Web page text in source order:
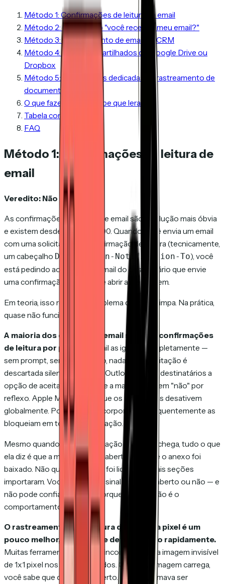
Método 1: Confirmações de leitura de email
Método 2: O follow-up "você recebeu meu email?"
Método 3: Rastreamento de email via CRM
Método 4: Links compartilhados do Google Drive ou
Dropbox
Método 5: Ferramentas dedicadas de rastreamento de
documentos
O que fazer quando sabe que leram
Tabela comparativa
FAQ
Método 1: Confirmações de leitura de
email
Veredito: Não confiável.
As confirmações de leitura de email são a solução mais óbvia
e existem desde os anos 1990. Quando você envia um email
com uma solicitação de confirmação de leitura (tecnicamente,
um cabeçalho Disposition-Notification-To), você
está pedindo ao cliente de email do destinatário que envie
uma confirmação quando ele abrir a mensagem.
Em teoria, isso resolve o problema de forma limpa. Na prática,
quase não funciona.
A maioria dos clientes de email suprime confirmações
de leitura por padrão.
Gmail as ignora completamente —
sem prompt, sem notificação, nada. Sua solicitação é
descartada silenciosamente. Outlook dá aos destinatários a
opção de aceitar ou recusar, e a maioria clica em "não" por
reflexo. Apple Mail permite que os usuários as desativem
globalmente. Políticas de TI corporativas frequentemente as
bloqueiam em toda a organização.
Mesmo quando uma confirmação de leitura chega, tudo o que
ela diz é que a mensagem foi aberta. Não que o anexo foi
baixado. Não que a proposta foi lida. Não quais seções
importaram. Você recebe um sinal binário — aberto ou não — e
não pode confiar no "não" porque a supressão é o
comportamento padrão.
O rastreamento de abertura de email via pixel é um
pouco melhor, mas está se deteriorando rapidamente.
Muitas ferramentas de email incorporam uma imagem invisível
de 1x1 pixel nos emails enviados. Quando a imagem carrega,
você sabe que o email foi aberto. Isso costumava ser